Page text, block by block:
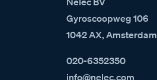
Gyroscoopweg 106
1042 AX, Amsterdam
020-6352350
info@nelec.com